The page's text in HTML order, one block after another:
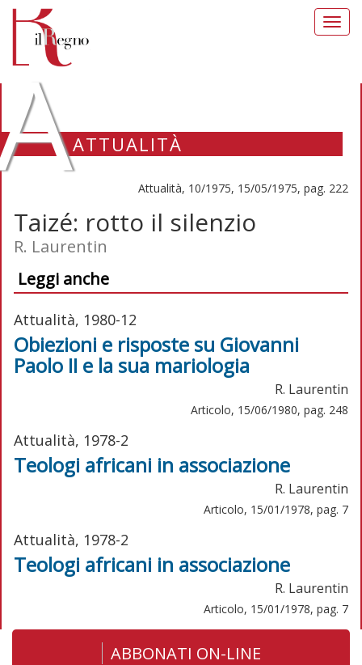
ATTUALITÀ
Attualità, 10/1975, 15/05/1975, pag. 222
Taizé: rotto il silenzio
R. Laurentin
Leggi anche
Attualità, 1980-12
Obiezioni e risposte su Giovanni
Paolo II e la sua mariologia
R. Laurentin
Articolo, 15/06/1980, pag. 248
Attualità, 1978-2
Teologi africani in associazione
R. Laurentin
Articolo, 15/01/1978, pag. 7
Attualità, 1978-2
Teologi africani in associazione
R. Laurentin
Articolo, 15/01/1978, pag. 7
ABBONATI ON-LINE